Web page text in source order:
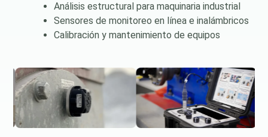
Análisis estructural para maquinaria industrial
Sensores de monitoreo en línea e inalámbricos
Calibración y mantenimiento de equipos